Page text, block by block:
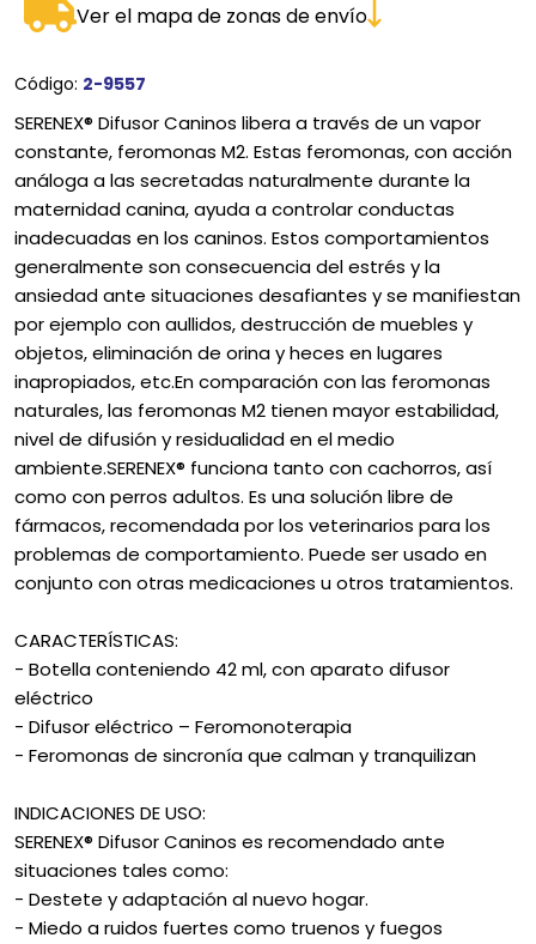
Ver el mapa de zonas de envío
Código: 2-9557
SERENEX® Difusor Caninos libera a través de un vapor
constante, feromonas M2. Estas feromonas, con acción
análoga a las secretadas naturalmente durante la
maternidad canina, ayuda a controlar conductas
inadecuadas en los caninos. Estos comportamientos
generalmente son consecuencia del estrés y la
ansiedad ante situaciones desafiantes y se manifiestan
por ejemplo con aullidos, destrucción de muebles y
objetos, eliminación de orina y heces en lugares
inapropiados, etc.En comparación con las feromonas
naturales, las feromonas M2 tienen mayor estabilidad,
nivel de difusión y residualidad en el medio
ambiente.SERENEX® funciona tanto con cachorros, así
como con perros adultos. Es una solución libre de
fármacos, recomendada por los veterinarios para los
problemas de comportamiento. Puede ser usado en
conjunto con otras medicaciones u otros tratamientos.
CARACTERÍSTICAS:
- Botella conteniendo 42 ml, con aparato difusor
eléctrico
- Difusor eléctrico – Feromonoterapia
- Feromonas de sincronía que calman y tranquilizan
INDICACIONES DE USO:
SERENEX® Difusor Caninos es recomendado ante
situaciones tales como:
- Destete y adaptación al nuevo hogar.
- Miedo a ruidos fuertes como truenos y fuegos